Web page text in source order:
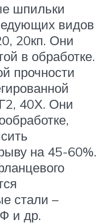
шпильки
видов
20кп. Они
в обработке.
прочности
40Х. Они
на 45-60%.
стали –
и др.